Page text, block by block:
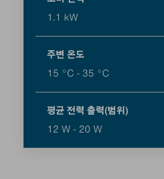
1.1 kW
주변 온도
15 °C - 35 °C
평균 전력 출력(범위)
12 W - 20 W